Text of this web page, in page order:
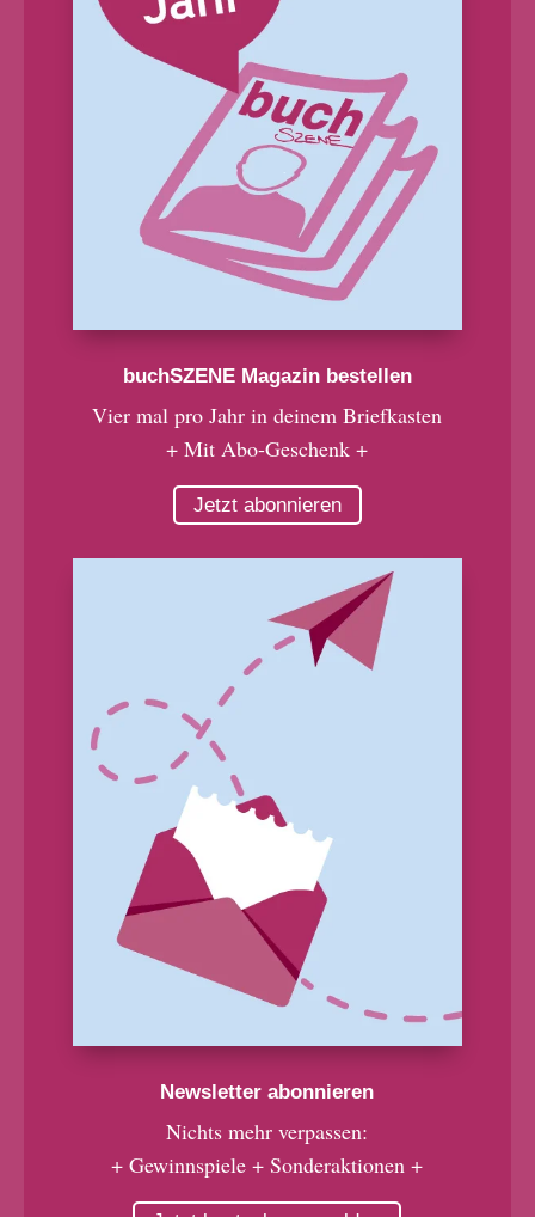
buchSZENE Magazin bestellen
Vier mal pro Jahr in deinem Briefkasten
+ Mit Abo-Geschenk +
Jetzt abonnieren
Newsletter abonnieren
Nichts mehr verpassen:
+ Gewinnspiele + Sonderaktionen +